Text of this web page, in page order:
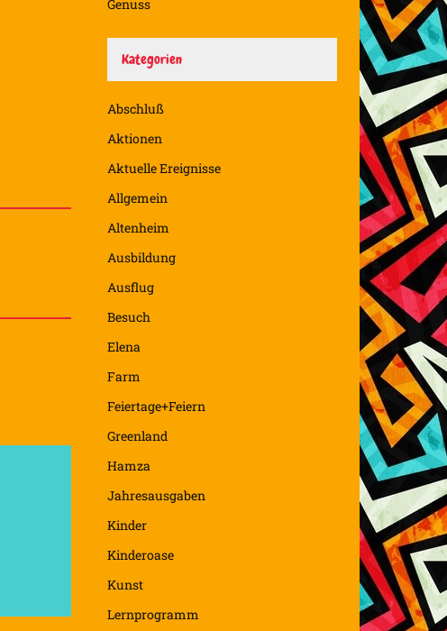
Genuss
Kategorien
Abschluß
Aktionen
Aktuelle Ereignisse
Allgemein
Altenheim
Ausbildung
Ausflug
Besuch
Elena
Farm
Feiertage+Feiern
Greenland
Hamza
Jahresausgaben
Kinder
Kinderoase
Kunst
Lernprogramm